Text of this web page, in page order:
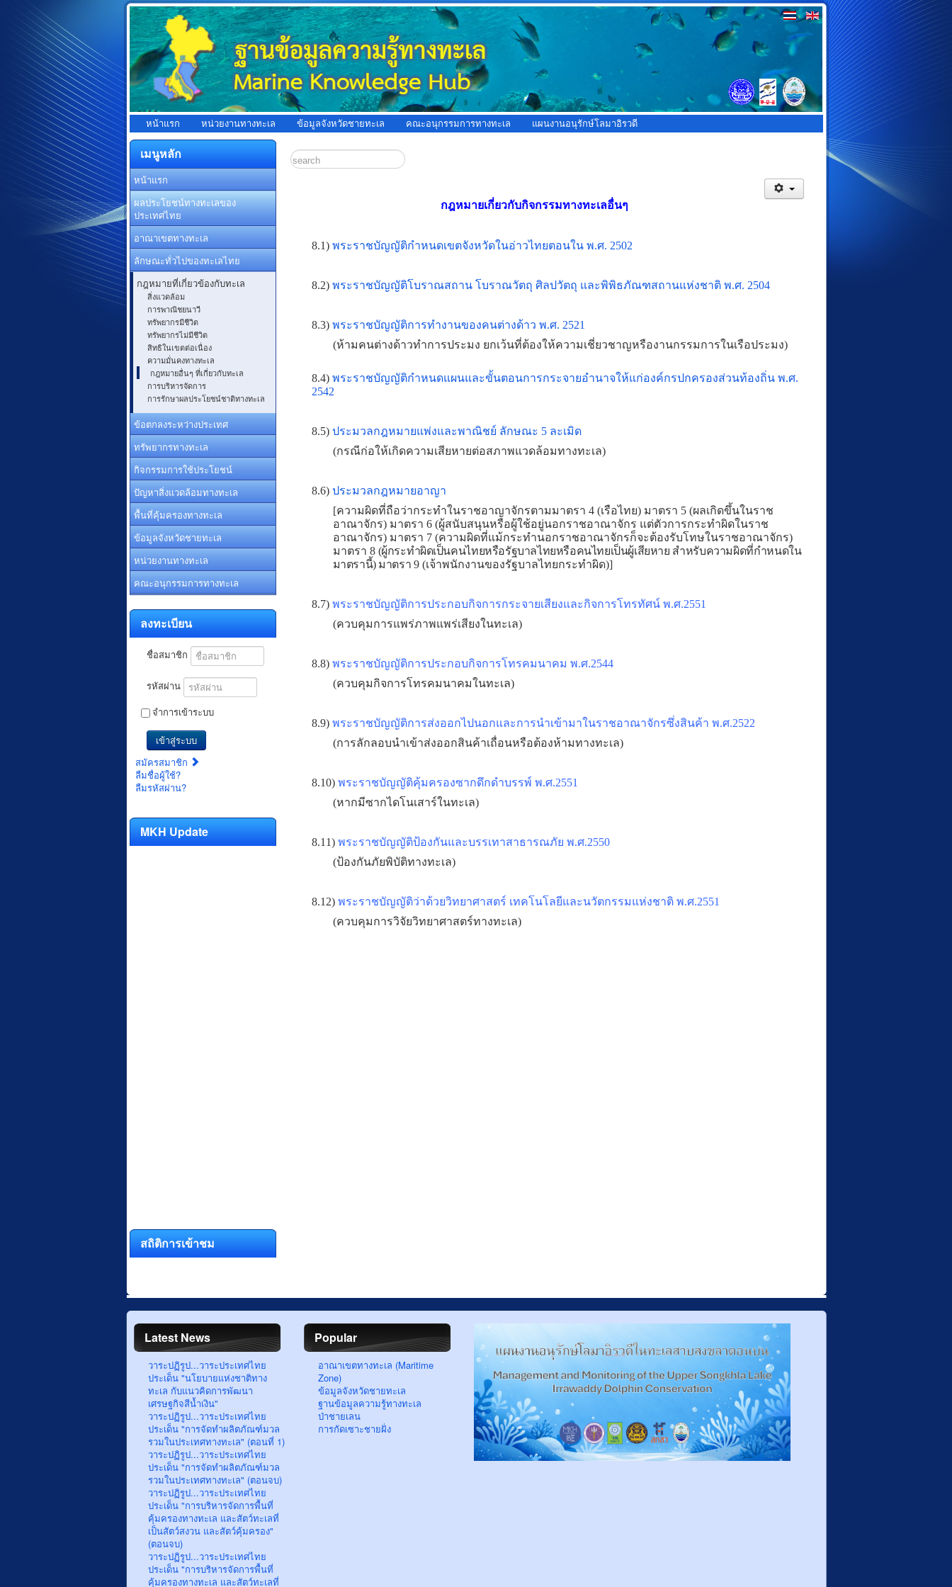
หน้าแรก หน่วยงานทางทะเล ข้อมูลจังหวัดชายทะเล คณะอนุกรรมการทางทะเล แผนงานอนุรักษ์โลมาอิรวดี
เมนูหลัก
หน้าแรก
ผลประโยชน์ทางทะเลของ
ประเทศไทย
อาณาเขตทางทะเล
ลักษณะทั่วไปของทะเลไทย
กฎหมายที่เกี่ยวข้องกับทะเล
สิ่งแวดล้อม
การพาณิชยนาวี
ทรัพยากรมีชีวิต
ทรัพยากรไม่มีชีวิต
สิทธิในเขตต่อเนื่อง
ความมั่นคงทางทะเล
กฎหมายอื่นๆ ที่เกี่ยวกับทะเล
การบริหารจัดการ
การรักษาผลประโยชน์ชาติทางทะเล
ข้อตกลงระหว่างประเทศ
ทรัพยากรทางทะเล
กิจกรรมการใช้ประโยชน์
ปัญหาสิ่งแวดล้อมทางทะเล
พื้นที่คุ้มครองทางทะเล
ข้อมูลจังหวัดชายทะเล
หน่วยงานทางทะเล
คณะอนุกรรมการทางทะเล
ลงทะเบียน
ชื่อสมาชิก
รหัสผ่าน
จำการเข้าระบบ
เข้าสู่ระบบ
สมัครสมาชิก
ลืมชื่อผู้ใช้?
ลืมรหัสผ่าน?
MKH Update
สถิติการเข้าชม
กฎหมายเกี่ยวกับกิจกรรมทางทะเลอื่นๆ
8.1) พระราชบัญญัติกำหนดเขตจังหวัดในอ่าวไทยตอนใน พ.ศ. 2502
8.2) พระราชบัญญัติโบราณสถาน โบราณวัตถุ ศิลปวัตถุ และพิพิธภัณฑสถานแห่งชาติ พ.ศ. 2504
8.3) พระราชบัญญัติการทำงานของคนต่างด้าว พ.ศ. 2521
(ห้ามคนต่างด้าวทำการประมง ยกเว้นที่ต้องให้ความเชี่ยวชาญหรืองานกรรมการในเรือประมง)
8.4) พระราชบัญญัติกำหนดแผนและขั้นตอนการกระจายอำนาจให้แก่องค์กรปกครองส่วนท้องถิ่น พ.ศ.
2542
8.5) ประมวลกฎหมายแพ่งและพาณิชย์ ลักษณะ 5 ละเมิด
(กรณีก่อให้เกิดความเสียหายต่อสภาพแวดล้อมทางทะเล)
8.6) ประมวลกฎหมายอาญา
[ความผิดที่ถือว่ากระทำในราชอาญาจักรตามมาตรา 4 (เรือไทย) มาตรา 5 (ผลเกิดขึ้นในราช
อาณาจักร) มาตรา 6 (ผู้สนับสนุนหรือผู้ใช้อยู่นอกราชอาณาจักร แต่ตัวการกระทำผิดในราช
อาณาจักร) มาตรา 7 (ความผิดที่แม้กระทำนอกราชอาณาจักรก็จะต้องรับโทษในราชอาณาจักร)
มาตรา 8 (ผู้กระทำผิดเป็นคนไทยหรือรัฐบาลไทยหรือคนไทยเป็นผู้เสียหาย สำหรับความผิดที่กำหนดใน
มาตรานี้) มาตรา 9(เจ้าพนักงานของรัฐบาลไทยกระทำผิด)]
8.7) พระราชบัญญัติการประกอบกิจการกระจายเสียงและกิจการโทรทัศน์ พ.ศ.2551
(ควบคุมการแพร่ภาพแพร่เสียงในทะเล)
8.8) พระราชบัญญัติการประกอบกิจการโทรคมนาคม พ.ศ.2544
(ควบคุมกิจการโทรคมนาคมในทะเล)
8.9) พระราชบัญญัติการส่งออกไปนอกและการนำเข้ามาในราชอาณาจักรซึ่งสินค้า พ.ศ.2522
(การลักลอบนำเข้าส่งออกสินค้าเถื่อนหรือต้องห้ามทางทะเล)
8.10) พระราชบัญญัติคุ้มครองซากดึกดำบรรพ์ พ.ศ.2551
(หากมีซากไดโนเสาร์ในทะเล)
8.11) พระราชบัญญัติป้องกันและบรรเทาสาธารณภัย พ.ศ.2550
(ป้องกันภัยพิบัติทางทะเล)
8.12) พระราชบัญญัติว่าด้วยวิทยาศาสตร์ เทคโนโลยีและนวัตกรรมแห่งชาติ พ.ศ.2551
(ควบคุมการวิจัยวิทยาศาสตร์ทางทะเล)
Latest News
วาระปฏิรูป...วาระประเทศไทย
ประเด็น "นโยบายแห่งชาติทาง
ทะเล กับแนวคิดการพัฒนา
เศรษฐกิจสีน้ำเงิน"
วาระปฏิรูป...วาระประเทศไทย
ประเด็น "การจัดทำผลิตภัณฑ์มวล
รวมในประเทศทางทะเล" (ตอนที่ 1)
วาระปฏิรูป...วาระประเทศไทย
ประเด็น "การจัดทำผลิตภัณฑ์มวล
รวมในประเทศทางทะเล" (ตอนจบ)
วาระปฏิรูป...วาระประเทศไทย
ประเด็น "การบริหารจัดการพื้นที่
คุ้มครองทางทะเล และสัตว์ทะเลที่
เป็นสัตว์สงวน และสัตว์คุ้มครอง"
(ตอนจบ)
วาระปฏิรูป...วาระประเทศไทย
ประเด็น "การบริหารจัดการพื้นที่
คุ้มครองทางทะเล และสัตว์ทะเลที่
Popular
อาณาเขตทางทะเล (Maritime
Zone)
ข้อมูลจังหวัดชายทะเล
ฐานข้อมูลความรู้ทางทะเล
ป่าชายเลน
การกัดเซาะชายฝั่ง